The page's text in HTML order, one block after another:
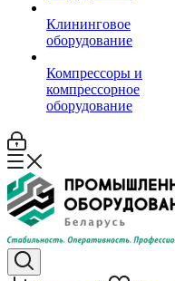
Клининговое
оборудование
Компрессоры и
компрессорное
оборудование